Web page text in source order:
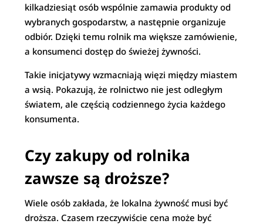
kilkadziesiąt osób wspólnie zamawia produkty od
wybranych gospodarstw, a następnie organizuje
odbiór. Dzięki temu rolnik ma większe zamówienie,
a konsumenci dostęp do świeżej żywności.
Takie inicjatywy wzmacniają więzi między miastem
a wsią. Pokazują, że rolnictwo nie jest odległym
światem, ale częścią codziennego życia każdego
konsumenta.
Czy zakupy od rolnika
zawsze są droższe?
Wiele osób zakłada, że lokalna żywność musi być
droższa. Czasem rzeczywiście cena może być